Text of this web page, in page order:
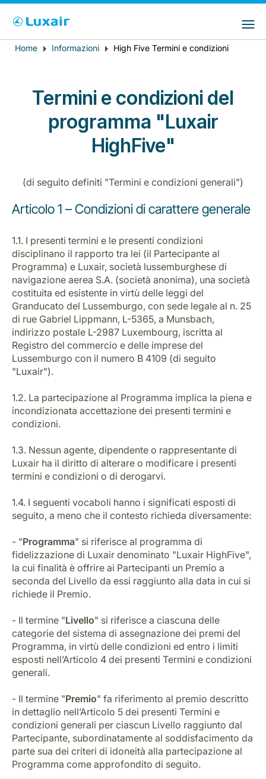
Gruppo Luxair
Opportunità di lavoro con Luxair
Breadcrumb
Home Informazioni High Five Termini e condizioni
Termini e condizioni del
programma "Luxair
HighFive"
(di seguito definiti "Termini e condizioni generali")
Articolo 1 – Condizioni di carattere generale
1.1. I presenti termini e le presenti condizioni
disciplinano il rapporto tra lei (il Partecipante al
Programma) e Luxair, società lussemburghese di
navigazione aerea S.A. (società anonima), una società
costituita ed esistente in virtù delle leggi del
Granducato del Lussemburgo, con sede legale al n. 25
di rue Gabriel Lippmann, L-5365, a Munsbach,
indirizzo postale L-2987 Luxembourg, iscritta al
Registro del commercio e delle imprese del
Lussemburgo con il numero B 4109 (di seguito
"Luxair").
1.2. La partecipazione al Programma implica la piena e
incondizionata accettazione dei presenti termini e
condizioni.
1.3. Nessun agente, dipendente o rappresentante di
Luxair ha il diritto di alterare o modificare i presenti
termini e condizioni o di derogarvi.
1.4. I seguenti vocaboli hanno i significati esposti di
seguito, a meno che il contesto richieda diversamente:
- "Programma" si riferisce al programma di
fidelizzazione di Luxair denominato "Luxair HighFive",
la cui finalità è offrire ai Partecipanti un Premio a
seconda del Livello da essi raggiunto alla data in cui si
richiede il Premio.
- Il termine "Livello" si riferisce a ciascuna delle
categorie del sistema di assegnazione dei premi del
Programma, in virtù delle condizioni ed entro i limiti
esposti nell’Articolo 4 dei presenti Termini e condizioni
generali.
- Il termine "Premio" fa riferimento al premio descritto
in dettaglio nell’Articolo 5 dei presenti Termini e
condizioni generali per ciascun Livello raggiunto dal
Partecipante, subordinatamente al soddisfacimento da
parte sua dei criteri di idoneità alla partecipazione al
Programma come approfondito di seguito.